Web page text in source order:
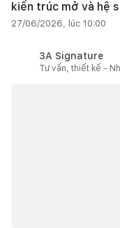
kiến trúc mở và hệ
27/06/2026, lúc 10:00
3A Signature
Tư vấn, thiết kế -